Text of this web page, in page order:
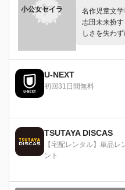
小公女セイラ
名作児童文
志田未来扮
しさを失わ
U-NEXT
初回31日間無料
TSUTAYA DISCAS
【宅配レンタル】単品
ント